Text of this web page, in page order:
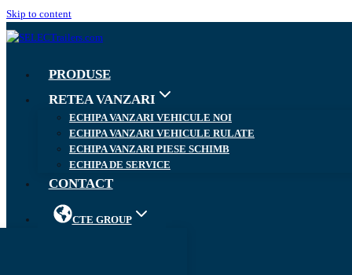
Skip to content
PRODUSE
RETEA VANZARI
ECHIPA VANZARI VEHICULE NOI
ECHIPA VANZARI VEHICULE RULATE
ECHIPA VANZARI PIESE SCHIMB
ECHIPA DE SERVICE
CONTACT
CTE GROUP